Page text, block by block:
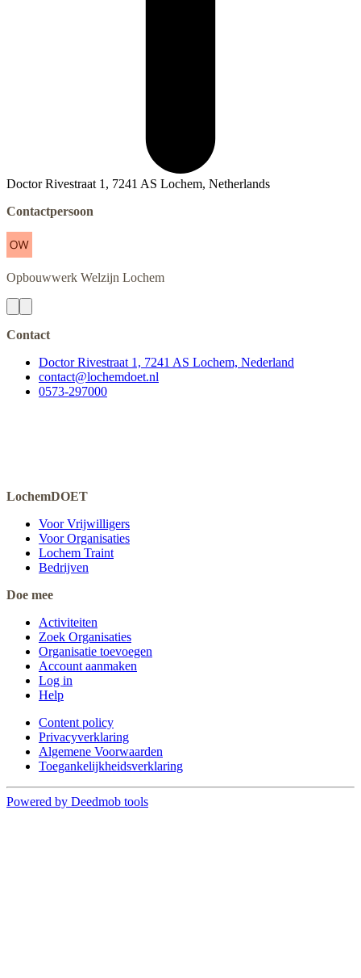
Doctor Rivestraat 1, 7241 AS Lochem, Netherlands
Contactpersoon
Opbouwwerk Welzijn Lochem
Contact
Doctor Rivestraat 1, 7241 AS Lochem, Nederland
contact@lochemdoet.nl
0573-297000
LochemDOET
Voor Vrijwilligers
Voor Organisaties
Lochem Traint
Bedrijven
Doe mee
Activiteiten
Zoek Organisaties
Organisatie toevoegen
Account aanmaken
Log in
Help
Content policy
Privacyverklaring
Algemene Voorwaarden
Toegankelijkheidsverklaring
Powered by Deedmob tools